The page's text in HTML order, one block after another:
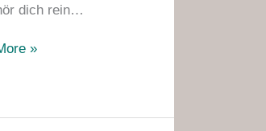
dich rein…
»